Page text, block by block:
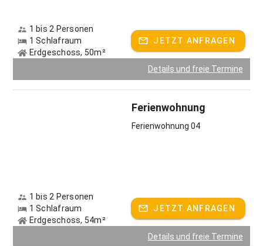
Wissenswertes über Wildkräuter und Wildfrüchte.
Im Tegernseer Tal können Sie in speziellen
Kräuterwanderungen diese "Delikatessen vom Wegesrand"
Deutsch, Englisch
1 bis 2 Personen
1 Schlafraum
Erdgeschoss, 50m²
JETZT ANFRAGEN
Details und freie Termine
Ferienwohnung
Ferienwohnung 04
1 bis 2 Personen
1 Schlafraum
Erdgeschoss, 54m²
JETZT ANFRAGEN
Details und freie Termine